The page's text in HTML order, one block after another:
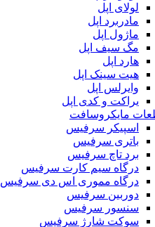
لولای اپل
مادربرد اپل
ماژول اپل
مگ سیف اپل
هارد اپل
هیت سینک اپل
وایرلس اپل
یراکت و کدی اپل
مایکروسافت
اسپیکر سرفیس
باتری سرفیس
برد تاچ سرفیس
درگاه سیم کارت سرفیس
درگاه مموری اس دی سرفیس
دوربین سرفیس
سنسور سرفیس
سوکت شارژ سرفیس